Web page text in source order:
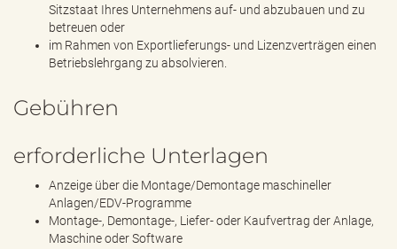
Sitzstaat Ihres Unternehmens auf- und abzubauen und zu
betreuen oder
im Rahmen von Exportlieferungs- und Lizenzverträgen einen
Betriebslehrgang zu absolvieren.
Gebühren
erforderliche Unterlagen
Anzeige über die Montage/Demontage maschineller
Anlagen/EDV-Programme
Montage-, Demontage-, Liefer- oder Kaufvertrag der Anlage,
Maschine oder Software